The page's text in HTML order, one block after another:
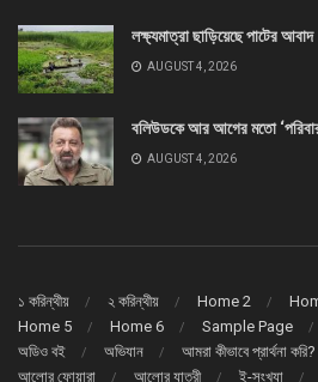
লক্ষ্যমাত্রা ছাড়িয়েছে পাটের আবাদ
AUGUST 4, 2026
বলিউডকে আর আগের মতো
AUGUST 4, 2026
১ করিন্থীয় ২ করিন্থীয় Home 2
Home 5
Home 6 Sample Page
অডিও বই
অভিযান আমরা কীভাবে প্রার্থনা করি?
আলোর ফোয়ারা
আলোর যাত্রী ই-সংখ্যা